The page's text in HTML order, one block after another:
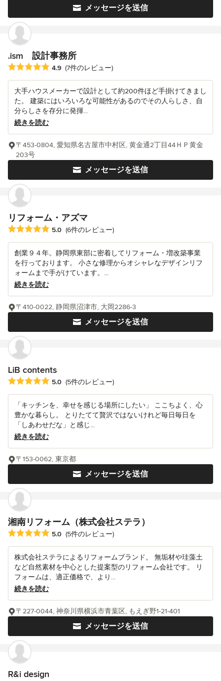
メッセージを送信
.ism 設計事務所
平均評価：5つ星中 星4.9
4.9 (7件のレビュー)
大手ハウスメーカーで設計として約200件ほど手掛けてきまし
た。 建築にはいろいろな可能性があるのでその人らしさ、自
分らしさを存分に発揮...
続きを読む
メッセージを送信
〒453-0804, 愛知県名古屋市中村区, 黄金通2丁目44ＨＰ黄金
203号
リフォーム・アズマ
平均評価：5つ星中 星5
5.0 (6件のレビュー)
創業９４年。静岡県東部に密着してリフォーム・増改築事業
を行っております。 小さな修理からオシャレなデザインリフ
ォームまで手がけています。...
続きを読む
メッセージを送信
〒410-0022, 静岡県沼津市, 大岡2286-3
LiB contents
平均評価：5つ星中 星5
5.0 (5件のレビュー)
「キッチンを、幸せを感じる場所にしたい」 ここちよく、心
豊かな暮らし。 とりたてて贅沢ではないけれど毎日毎日を
「しあわせだな」と感じ...
続きを読む
メッセージを送信
〒153-0062, 東京都
湘南リフォーム（株式会社ステラ）
平均評価：5つ星中 星5
5.0 (5件のレビュー)
株式会社ステラによるリフォームブランド。 無垢材や珪藻土
など自然素材を中心とした提案型のリフォーム会社です。 リ
フォームは、適正価格で、より...
続きを読む
メッセージを送信
〒227-0044, 神奈川県横浜市青葉区, もえぎ野1-21-401
R&i design